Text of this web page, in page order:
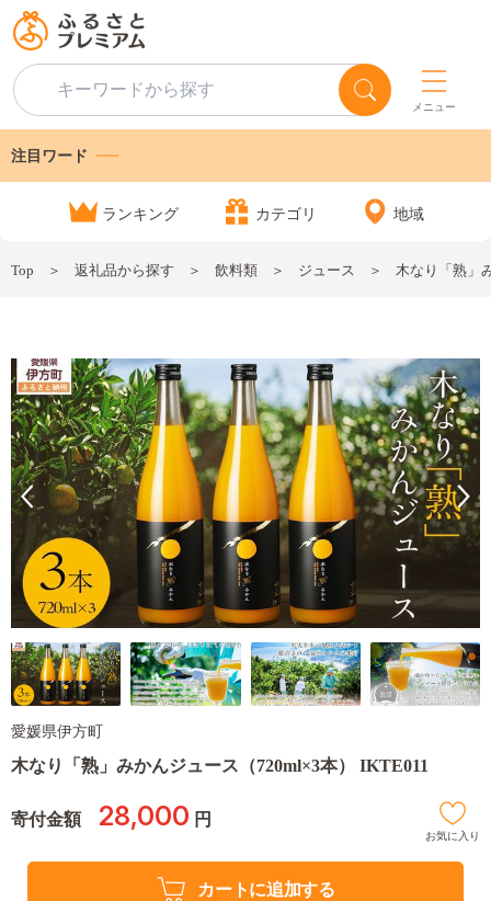
メニュー
注目ワード
ランキング カテゴリ 地域
Top 返礼品から探す 飲料類 ジュース 木なり「熟」
愛媛県伊方町
木なり「熟」みかんジュース（720ml×3本） IKTE011
寄付金額 28,000 円
お気に入り
カートに追加する